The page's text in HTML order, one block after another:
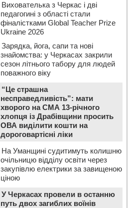
Вихователька з Черкас і дві
педагогині з області стали
фіналістками Global Teacher Prize
Ukraine 2026
Зарядка, йога, сапи та нові
знайомства: у Черкасах закрили
сезон літнього табору для людей
поважного віку
“Це страшна
несправедливість”: мати
хворого на СМА 13-річного
хлопця із Драбівщини просить
ОВА виділити кошти на
дороговартісні ліки
На Уманщині судитимуть колишню
очільницю відділу освіти через
закупівлю електрики за завищеною
ціною
У Черкасах провели в останню
путь двох загиблих воїнів